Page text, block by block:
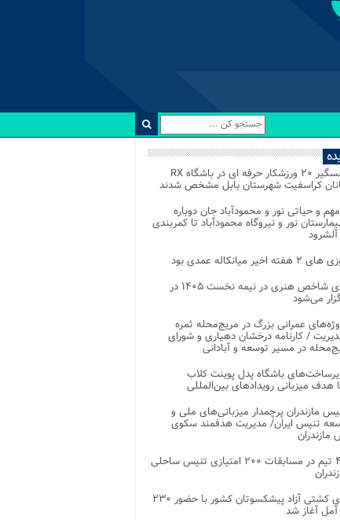
رقابت نفسگیر ۲۰ ورزشکار حرفه ای در باشگاه RX
کراسفیت شهرستان بابل مشخص شدند
مهم و حیاتی نور و محمودآباد جان دوباره
نور و نیروگاه محمودآباد تا کمربندی
میانکاله عمدی بود
رویدادهای شاخص هنری در نیمه نخست ۱۴۰۵ در
می‌شود
عمرانی بزرگ در مریج‌محله ثمره
/ کارنامه درخشان دهیاری و شورای
در مسیر توسعه و آبادانی
باشگاه پدل پوینت کلاب
هدف میزبانی رویدادهای بین‌المللی
مازندران پرچمدار میزبانی‌های ملی و
تنیس ایران/ مدیریت هدفمند سکوی
مازندران
رقابت ۴۹ تیم در مسابقات ۲۰۰ امتیازی تنیس ساحلی
رقابت‌های کشتی آزاد پیشکسوتان کشور با حضور ۲۳۰
آمل آغاز شد